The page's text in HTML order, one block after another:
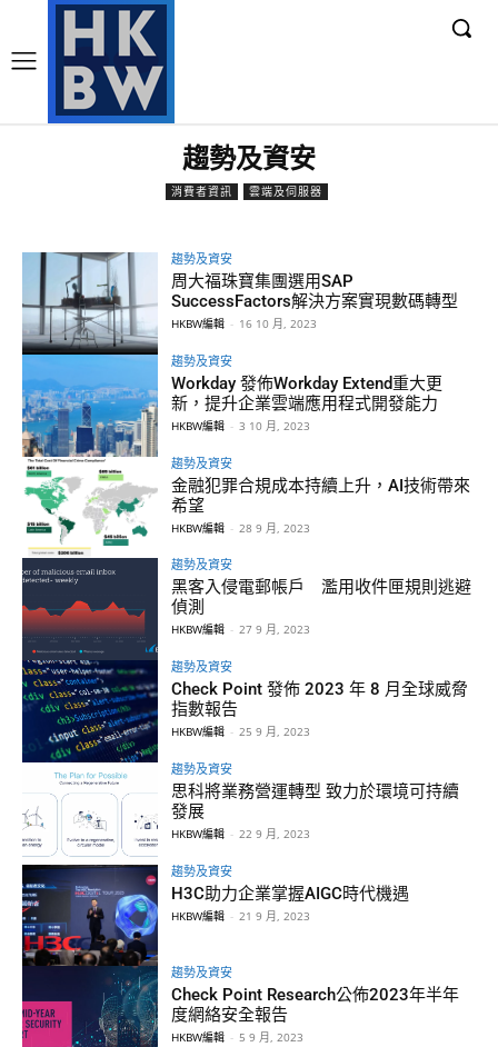
趨勢及資安
消費者資訊 雲端及伺服器
趨勢及資安
周大福珠寶集團選用SAP
SuccessFactors解決方案實現數碼轉型
HKBW編輯 - 16 10 月, 2023
趨勢及資安
Workday 發佈Workday Extend重大更
新，提升企業雲端應用程式開發能力
HKBW編輯 - 3 10 月, 2023
趨勢及資安
金融犯罪合規成本持續上升，AI技術帶來
希望
HKBW編輯 - 28 9 月, 2023
趨勢及資安
黑客入侵電郵帳戶 濫用收件匣規則逃避
偵測
HKBW編輯 - 27 9 月, 2023
趨勢及資安
Check Point 發佈 2023 年 8 月全球威脅
指數報告
HKBW編輯 - 25 9 月, 2023
趨勢及資安
思科將業務營運轉型 致力於環境可持續
發展
HKBW編輯 - 22 9 月, 2023
趨勢及資安
H3C助力企業掌握AIGC時代機遇
HKBW編輯 - 21 9 月, 2023
趨勢及資安
Check Point Research公佈2023年半年
度網絡安全報告
HKBW編輯 - 5 9 月, 2023